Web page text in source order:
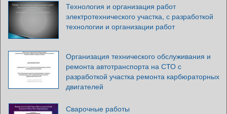
Технология и организация работ
электротехнического участка, с разработкой
технологии и организации работ
Организация технического обслуживания и
ремонта автотранспорта на СТО с
разработкой участка ремонта карбюраторных
двигателей
Сварочные работы